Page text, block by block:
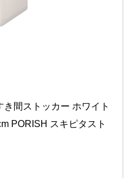
間ストッカー ホワイト
PORISH スキピタスト